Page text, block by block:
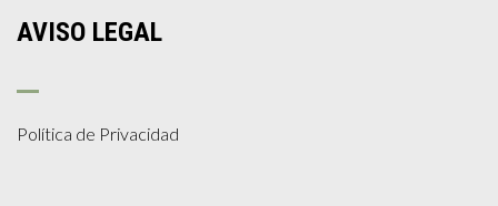
AVISO LEGAL
Política de Privacidad